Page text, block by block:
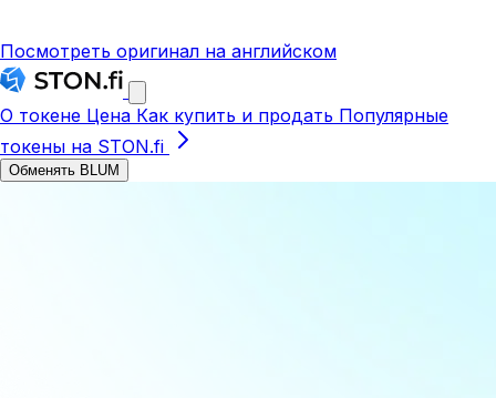
Посмотреть оригинал на английском
О токене Цена Как купить и продать Популярные
токены на STON.fi
Обменять BLUM